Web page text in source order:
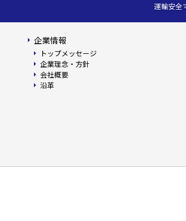
運輸安全
企業情報
トップメッセージ
企業理念・方針
会社概要
沿革